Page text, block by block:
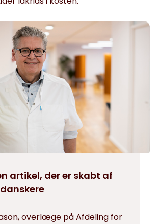
artikel, der er skabt af
overlæge på Afdeling for